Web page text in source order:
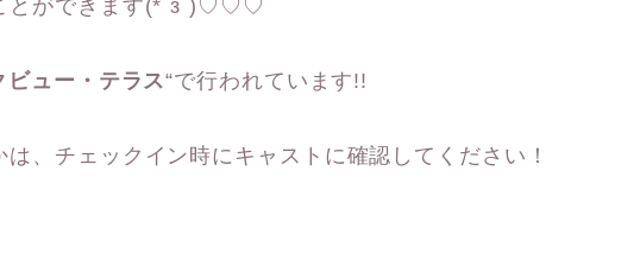
とができます(*´з`)♡♡♡
ビュー・テラス“で行われています!!
、チェックイン時にキャストに確認してください！